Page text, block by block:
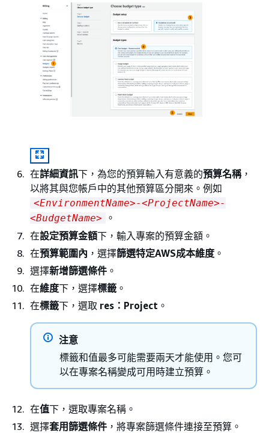
在詳細資訊下，為您的預算輸入有意義的預算名稱，
以將其與您帳戶中的其他預算區分開來。例如
<EnvironmentName>-<ProjectName>-
<BudgetName>
。
在設定預算金額下，輸入專案的預算金額。
在預算範圍內 ，選擇篩選特定AWS成本維度 。
選擇新增篩選條件 。
在維度下，選擇標籤 。
在標籤下，選取 res：Project 。
注意
標籤和值最多可能需要兩天才能使用。您可
以在專案名稱變成可用時建立預算。
在值下，選取專案名稱。
選擇套用篩選條件 ，將專案篩選條件連接至預算。